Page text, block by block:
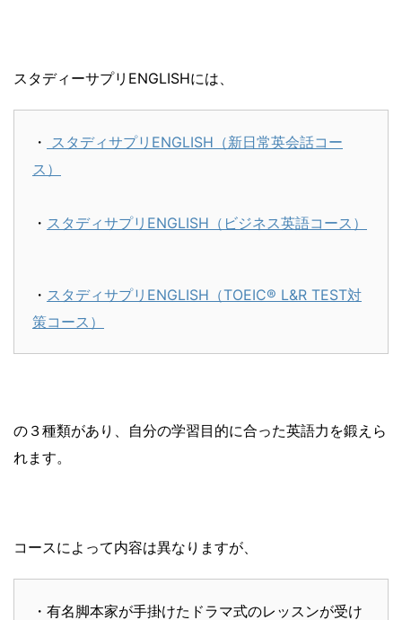
スタディーサプリENGLISHには、
・
スタディサプリENGLISH（新日常英会話コー
ス）
・ スタディサプリENGLISH（ビジネス英語コース）
・ スタディサプリENGLISH（TOEIC® L&R TEST対
策コース）
の３種類があり、自分の学習目的に合った英語力を鍛えら
れます。
コースによって内容は異なりますが、
・有名脚本家が手掛けたドラマ式のレッスンが受け